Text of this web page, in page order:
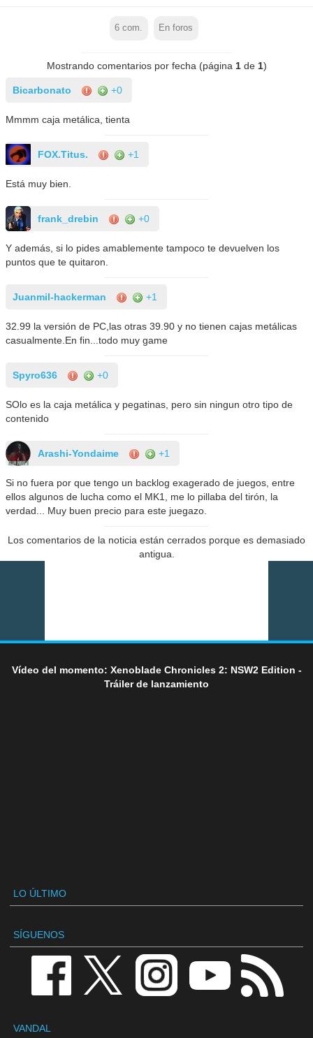
6 com. En foros
Mostrando comentarios por fecha (página 1de 1)
Bicarbonato +0
Mmmm caja metálica, tienta
FOX.Titus. +1
Está muy bien.
frank_drebin +0
Y además, si lo pides amablemente tampoco te devuelven los
puntos que te quitaron.
Juanmil-hackerman +1
32.99 la versión de PC,las otras 39.90 y no tienen cajas metálicas
casualmente.En fin...todo muy game
Spyro636 +0
SOlo es la caja metálica y pegatinas, pero sin ningun otro tipo de
contenido
Arashi-Yondaime +1
Si no fuera por que tengo un backlog exagerado de juegos, entre
ellos algunos de lucha como el MK1, me lo pillaba del tirón, la
verdad... Muy buen precio para este juegazo.
Los comentarios de la noticia están cerrados porque es demasiado
antigua.
Vídeo del momento: Xenoblade Chronicles 2: NSW2 Edition -
Tráiler de lanzamiento
LO ÚLTIMO
SÍGUENOS
VANDAL